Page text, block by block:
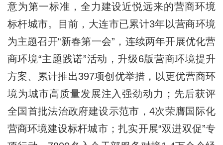
意为第一标准，全力建设近悦远来的营商环境
标杆城市。目前，大连市已累计3年以营商环境
为主题召开“新春第一会”，连续两年开展优化营
商环境“主题践诺”活动，升级6版营商环境提升
方案、累计推出397项创优举措，以更优营商环
境为城市高质量发展注入强劲动力；先后获评
全国首批法治政府建设示范市，4次荣膺国际化
营商环境建设标杆城市；扎实开展“双进双促”专